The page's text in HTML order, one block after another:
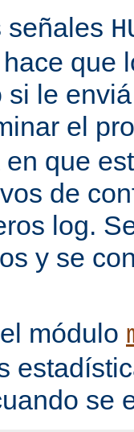
señales
que
si le
el
que
de
log.
y se
módulo
se